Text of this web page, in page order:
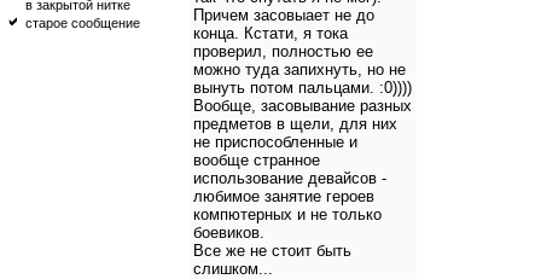
в закрытой нитке
старое сообщение
Причем засовыает не до
конца. Кстати, я тока
проверил, полностью ее
можно туда запихнуть, но не
вынуть потом пальцами. :0))))
Вообще, засовывание разных
предметов в щели, для них
не приспособленные и
вообще странное
использование девайсов -
любимое занятие героев
компютерных и не только
боевиков.
Все же не стоит быть
слишком...